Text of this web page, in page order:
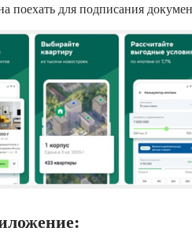
для подписания